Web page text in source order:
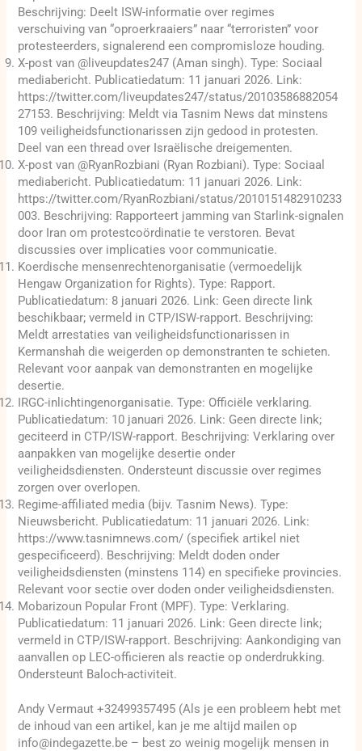
Beschrijving: Deelt ISW-informatie over regimes
verschuiving van “oproerkraaiers” naar “terroristen” voor
protesteerders, signalerend een compromisloze houding.
X-post van @liveupdates247 (Aman singh). Type: Sociaal
mediabericht. Publicatiedatum: 11 januari 2026. Link:
https://twitter.com/liveupdates247/status/20103586882054
27153. Beschrijving: Meldt via Tasnim News dat minstens
109 veiligheidsfunctionarissen zijn gedood in protesten.
Deel van een thread over Israëlische dreigementen.
X-post van @RyanRozbiani (Ryan Rozbiani). Type: Sociaal
mediabericht. Publicatiedatum: 11 januari 2026. Link:
https://twitter.com/RyanRozbiani/status/2010151482910233
003. Beschrijving: Rapporteert jamming van Starlink-signalen
door Iran om protestcoördinatie te verstoren. Bevat
discussies over implicaties voor communicatie.
Koerdische mensenrechtenorganisatie (vermoedelijk
Hengaw Organization for Rights). Type: Rapport.
Publicatiedatum: 8 januari 2026. Link: Geen directe link
beschikbaar; vermeld in CTP/ISW-rapport. Beschrijving:
Meldt arrestaties van veiligheidsfunctionarissen in
Kermanshah die weigerden op demonstranten te schieten.
Relevant voor aanpak van demonstranten en mogelijke
desertie.
IRGC-inlichtingenorganisatie. Type: Officiële verklaring.
Publicatiedatum: 10 januari 2026. Link: Geen directe link;
geciteerd in CTP/ISW-rapport. Beschrijving: Verklaring over
aanpakken van mogelijke desertie onder
veiligheidsdiensten. Ondersteunt discussie over regimes
zorgen over overlopen.
Regime-affiliated media (bijv. Tasnim News). Type:
Nieuwsbericht. Publicatiedatum: 11 januari 2026. Link:
https://www.tasnimnews.com/ (specifiek artikel niet
gespecificeerd). Beschrijving: Meldt doden onder
veiligheidsdiensten (minstens 114) en specifieke provincies.
Relevant voor sectie over doden onder veiligheidsdiensten.
Mobarizoun Popular Front (MPF). Type: Verklaring.
Publicatiedatum: 11 januari 2026. Link: Geen directe link;
vermeld in CTP/ISW-rapport. Beschrijving: Aankondiging van
aanvallen op LEC-officieren als reactie op onderdrukking.
Ondersteunt Baloch-activiteit.
Andy Vermaut +32499357495 (Als je een probleem hebt met
de inhoud van een artikel, kan je me altijd mailen op
info@indegazette.be – best zo weinig mogelijk mensen in